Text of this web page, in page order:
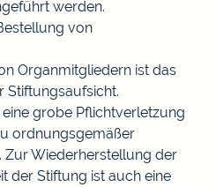
werden.
von
Organmitgliedern ist das
Stiftungsaufsicht.
grobe Pflichtverletzung
ordnungsgemäßer
Zur Wiederherstellung der
der Stiftung ist auch eine